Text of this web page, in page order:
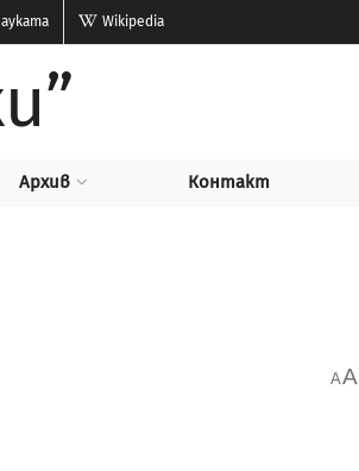
Wikipedia
Архив Контакт
AA